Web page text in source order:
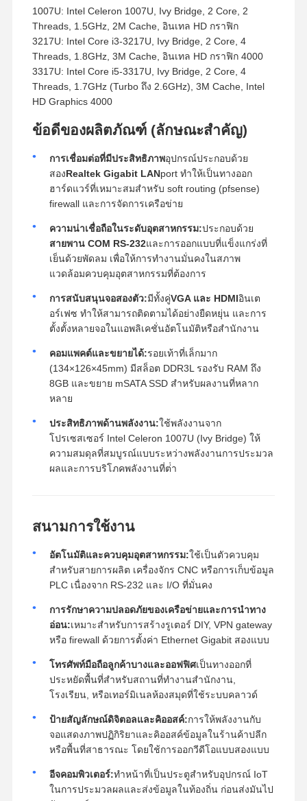
1007U: Intel Celeron 1007U, Ivy Bridge, 2 Core, 2
Threads, 1.5GHz, 2M Cache, อินเทล HD กราฟิก
3217U: Intel Core i3-3217U, Ivy Bridge, 2 Core, 4
Threads, 1.8GHz, 3M Cache, อินเทล HD กราฟิก 4000
3317U: Intel Core i5-3317U, Ivy Bridge, 2 Core, 4
Threads, 1.7GHz (Turbo ถึง 2.6GHz), 3M Cache, Intel
HD Graphics 4000
ข้อดีของผลิตภัณฑ์ (ลักษณะสําคัญ)
การเชื่อมต่อที่มีประสิทธิภาพอุปกรณ์ประกอบด้วย
สองRealtek Gigabit LANport ทําให้เป็นทางออก
ฮาร์ดแวร์ที่เหมาะสมสําหรับ soft routing (pfsense)
firewall และการจัดการเครือข่าย
ความน่าเชื่อถือในระดับอุตสาหกรรม:ประกอบด้วย
สายพาน COM RS-232และการออกแบบที่แข็งแกร่งที่
เย็นด้วยพัดลม เพื่อให้การทํางานมั่นคงในสภาพ
แวดล้อมควบคุมอุตสาหกรรมที่ต้องการ
การสนับสนุนจอสองตัว:มีทั้งคู่VGA และ HDMIอินเต
อร์เฟซ ทําให้สามารถติดตามได้อย่างยืดหยุ่น และการ
ตั้งตั้งหลายจอในแอพลิเคชั่นอัตโนมัติหรือสํานักงาน
คอมแพคต์และขยายได้:รอยเท้าที่เล็กมาก
(134×126×45mm) มีสล็อต DDR3L รองรับ RAM ถึง
8GB และขยาย mSATA SSD สําหรับผลงานที่หลาก
หลาย
ประสิทธิภาพด้านพลังงาน:ใช้พลังงานจาก
โปรเซสเซอร์ Intel Celeron 1007U (Ivy Bridge) ให้
ความสมดุลที่สมบูรณ์แบบระหว่างพลังงานการประมวล
ผลและการบริโภคพลังงานที่ต่ํา
สนามการใช้งาน
อัตโนมัติและควบคุมอุตสาหกรรม:ใช้เป็นตัวควบคุม
สําหรับสายการผลิต เครื่องจักร CNC หรือการเก็บข้อมูล
PLC เนื่องจาก RS-232 และ I/O ที่มั่นคง
การรักษาความปลอดภัยของเครือข่ายและการนําทาง
อ่อน:เหมาะสําหรับการสร้างรูเตอร์ DIY, VPN gateway
หรือ firewall ด้วยการตั้งค่า Ethernet Gigabit สองแบบ
โทรศัพท์มือถือลูกค้าบางและออฟฟิศเป็นทางออกที่
ประหยัดพื้นที่สําหรับสถานที่ทํางานสํานักงาน,
โรงเรียน, หรือเทอร์มิเนลห้องสมุดที่ใช้ระบบคลาวด์
ป้ายสัญลักษณ์ดิจิตอลและคิออสค์:การให้พลังงานกับ
จอแสดงภาพปฏิกิริยาและคิออสค์ข้อมูลในร้านค้าปลีก
หรือพื้นที่สาธารณะ โดยใช้การออกวีดีโอแบบสองแบบ
อีจคอมพิวเตอร์:ทําหน้าที่เป็นประตูสําหรับอุปกรณ์ IoT
ในการประมวลผลและส่งข้อมูลในท้องถิ่น ก่อนส่งมันไป